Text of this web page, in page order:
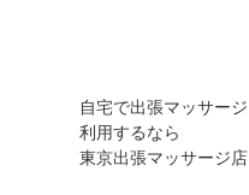
自宅で出張マッサー
利用するなら
東京出張マッサージ店